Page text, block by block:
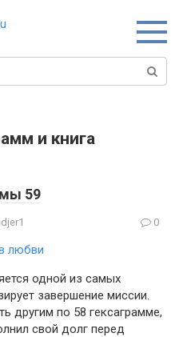
и книга
59
0
одной из самых
завершение миссии.
другим по 58 гексаграмме,
свой долг перед